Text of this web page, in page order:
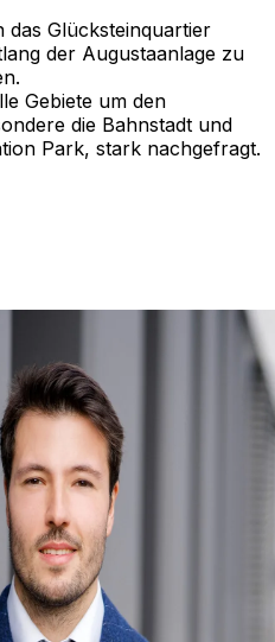
das Glücksteinquartier
der Augustaanlage zu
Gebiete um den
die Bahnstadt und
Park, stark nachgefragt.